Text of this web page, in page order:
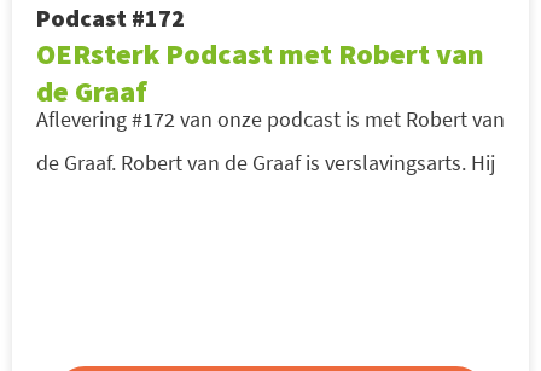
Podcast #172
OERsterk Podcast met Robert van
de Graaf
Aflevering #172 van onze podcast is met Robert van
de Graaf. Robert van de Graaf is verslavingsarts. Hij